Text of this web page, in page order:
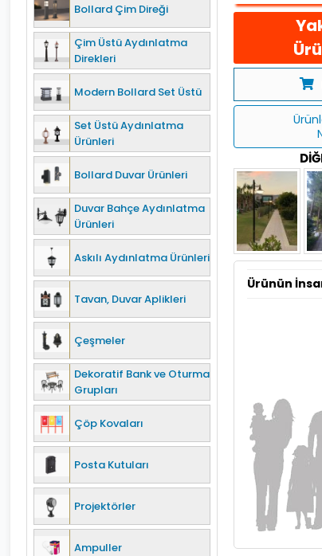
Bollard Çim Direği
Çim Üstü Aydınlatma
Direkleri
Modern Bollard Set Üstü
Set Üstü Aydınlatma
Ürünleri
Bollard Duvar Ürünleri
Duvar Bahçe Aydınlatma
Ürünleri
Askılı Aydınlatma Ürünleri
Tavan, Duvar Aplikleri
Çeşmeler
Dekoratif Bank ve Oturma
Grupları
Çöp Kovaları
Posta Kutuları
Projektörler
Ampuller
Ürünün